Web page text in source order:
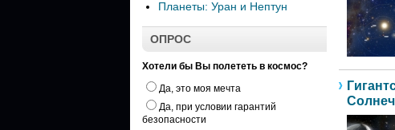
Планеты: Уран и Нептун
ОПРОС
Хотели бы Вы полететь в космос?
Да, это моя мечта
Да, при условии гарантий
безопасности